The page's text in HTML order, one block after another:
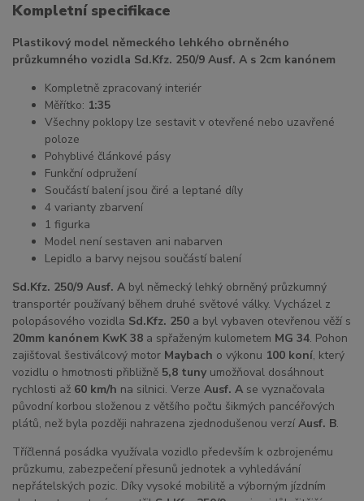
Kompletní specifikace
Plastikový model německého lehkého obrněného
průzkumného vozidla Sd.Kfz. 250/9 Ausf. A s 2cm kanónem
Kompletně zpracovaný interiér
Měřítko: 1:35
Všechny poklopy lze sestavit v otevřené nebo uzavřené
poloze
Pohyblivé článkové pásy
Funkční odpružení
Součástí balení jsou čiré a leptané díly
4 varianty zbarvení
1 figurka
Model není sestaven ani nabarven
Lepidlo a barvy nejsou součástí balení
Sd.Kfz. 250/9 Ausf. A byl německý lehký obrněný průzkumný
transportér používaný během druhé světové války. Vycházel z
polopásového vozidla Sd.Kfz. 250 a byl vybaven otevřenou věží s
20mm kanónem KwK 38 a spřaženým kulometem MG 34. Pohon
zajišťoval šestiválcový motor Maybach o výkonu 100 koní, který
vozidlu o hmotnosti přibližně 5,8 tuny umožňoval dosáhnout
rychlosti až 60 km/h na silnici. Verze Ausf. A se vyznačovala
původní korbou složenou z většího počtu šikmých pancéřových
plátů, než byla později nahrazena zjednodušenou verzí Ausf. B.
Tříčlenná posádka využívala vozidlo především k ozbrojenému
průzkumu, zabezpečení přesunů jednotek a vyhledávání
nepřátelských pozic. Díky vysoké mobilitě a výborným jízdním